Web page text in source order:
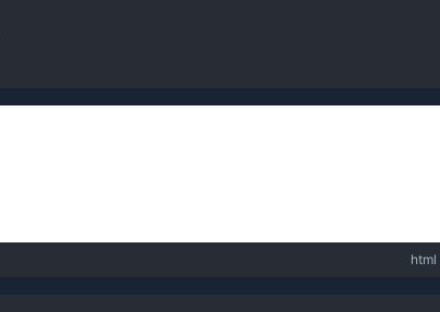
html